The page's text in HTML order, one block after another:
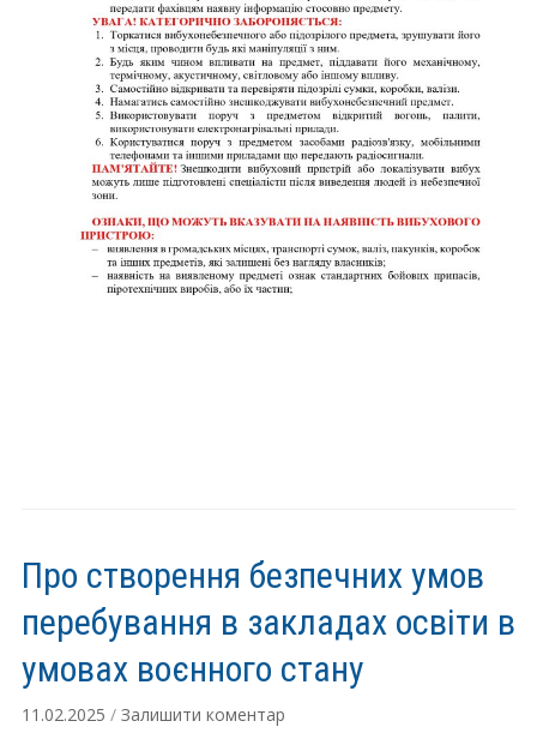
Про створення безпечних умов
перебування в закладах освіти в
умовах воєнного стану
11.02.2025 / Залишити коментар